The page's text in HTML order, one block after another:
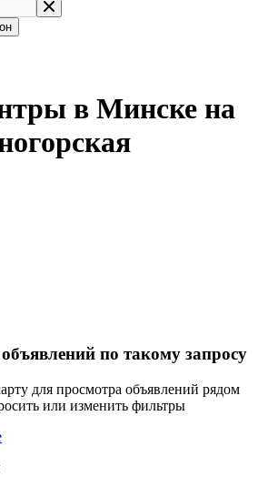
в Минске на
по такому запросу
для просмотра объявлений рядом
или изменить фильтры